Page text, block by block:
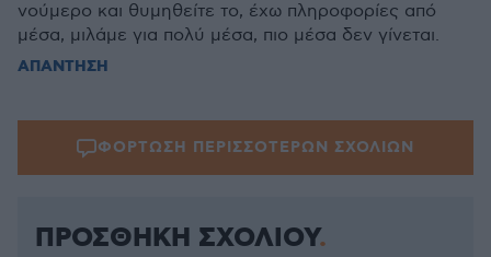
νούμερο και θυμηθείτε το, έχω πληροφορίες από
μέσα, μιλάμε για πολύ μέσα, πιο μέσα δεν γίνεται.
ΑΠΑΝΤΗΣΗ
ΦΟΡΤΩΣΗ ΠΕΡΙΣΣΟΤΕΡΩΝ ΣΧΟΛΙΩΝ
ΠΡΟΣΘΗΚΗ ΣΧΟΛΙΟΥ